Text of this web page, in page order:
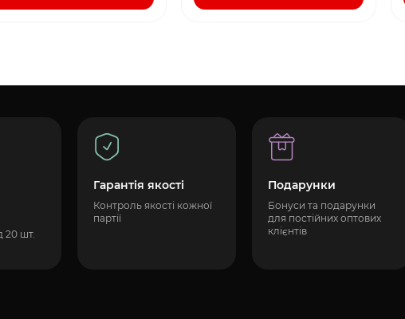
20 шт.
Гарантія якості
Контроль якості кожної
партії
Подарунки
Бонуси та подарунки
для постійних оптових
клієнтів